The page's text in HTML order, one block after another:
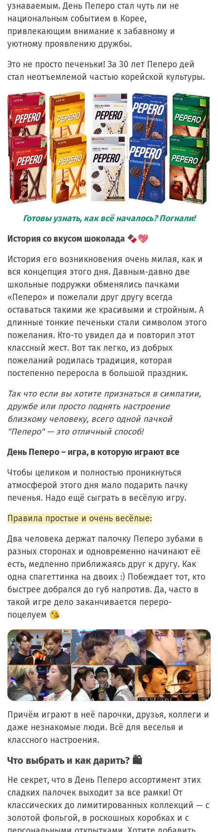
узнаваемым. День Пеперо стал чуть ли не
национальным событием в Корее,
привлекающим внимание к забавному и
уютному проявлению дружбы.
Это не просто печеньки! За 30 лет Пеперо дей
стал неотъемлемой частью корейской культуры.
Готовы узнать, как всё началось? Погнали!
История со вкусом шоколада 🍫💖
История его возникновения очень милая, как и
вся концепция этого дня. Давным-давно две
школьные подружки обменялись пачками
«Пеперо» и пожелали друг другу всегда
оставаться такими же красивыми и стройным. А
длинные тонкие печеньки стали символом этого
пожелания. Кто-то увидел да и повторил этот
классный жест. Вот так легко, из добрых
пожеланий родилась традиция, которая
постепенно переросла в большой праздник.
Так что если вы хотите признаться в симпатии,
дружбе или просто поднять настроение
близкому человеку, всего одной пачкой
"Пеперо" — это отличный способ!
День Пеперо – игра, в которую играют все
Чтобы целиком и полностью проникнуться
атмосферой этого дня мало подарить пачку
печенья. Надо ещё сыграть в весёлую игру.
Правила простые и очень весёлые:
Два человека держат палочку Пеперо зубами в
разных сторонах и одновременно начинают её
есть, медленно приближаясь друг к другу. Как
одна спагеттинка на двоих :) Побеждает тот, кто
быстрее добрался до губ напротив. Да, часто в
такой игре дело заканчивается переро-
поцелуем 😘
Причём играют в неё парочки, друзья, коллеги и
даже незнакомые люди. Всё для веселья и
классного настроения.
Что выбрать и как дарить? 🛍️
Не секрет, что в День Пеперо ассортимент этих
сладких палочек выходит за все рамки! От
классических до лимитированных коллекций — с
золотой фольгой, в роскошных коробках и с